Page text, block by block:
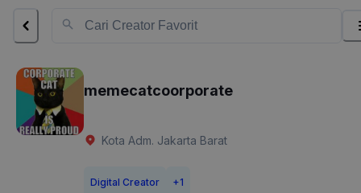
memecatcoorporate
Kota Adm. Jakarta Barat
Digital Creator +1